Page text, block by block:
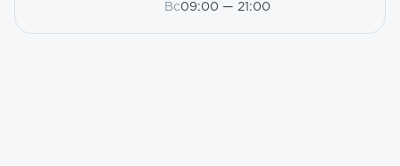
Вс09:00 — 21:00